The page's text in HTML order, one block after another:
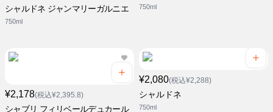
シャルドネ ジャンマリーガルニエ
750ml
750ml
¥2,178(税込¥2,395.8)
シャブリ フィリベールデュカール
¥2,080(税込¥2,288)
シャルドネ
750ml